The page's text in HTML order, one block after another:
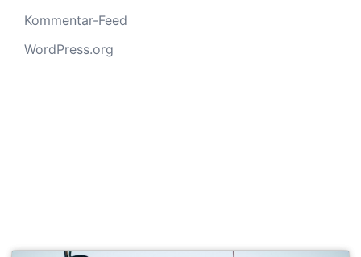
Kommentar-Feed
WordPress.org